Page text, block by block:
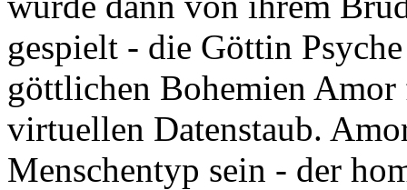
gespielt - die Göttin
göttlichen Bohemien
virtuellen Datenstaub.
Menschentyp sein - der